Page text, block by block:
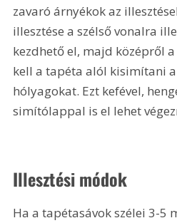
zavaró árnyékok az
illesztése a szélső vonalra
kezdhető el, majd középről
kell a tapéta alól kisimítani
hólyagokat. Ezt kefével,
simítólappal is el lehet
Illesztési módok
Ha a tapétasávok szélei 3-5